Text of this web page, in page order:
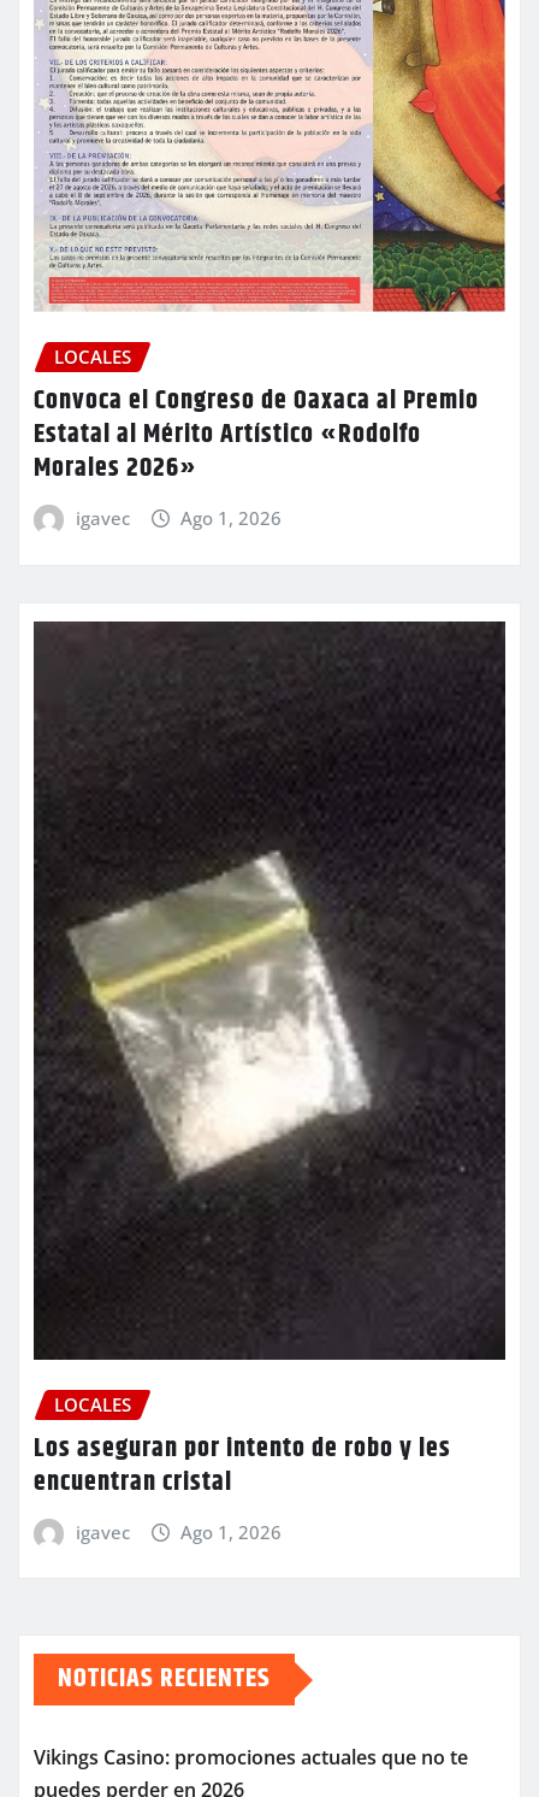
LOCALES
Convoca el Congreso de Oaxaca al Premio
Estatal al Mérito Artístico «Rodolfo
Morales 2026»
igavec Ago 1, 2026
LOCALES
Los aseguran por intento de robo y les
encuentran cristal
igavec Ago 1, 2026
NOTICIAS RECIENTES
Vikings Casino: promociones actuales que no te
puedes perder en 2026